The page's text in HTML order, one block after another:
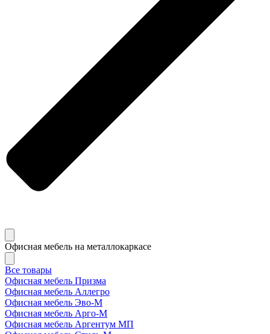
Офисная мебель на металлокаркасе
Все товары
Офисная мебель Призма
Офисная мебель Аллегро
Офисная мебель Эво-M
Офисная мебель Арго-М
Офисная мебель Аргентум МП